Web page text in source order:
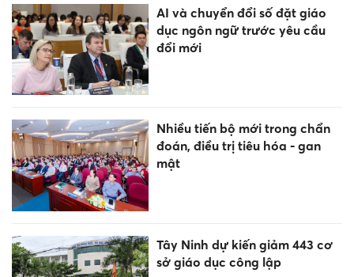
AI và chuyển đổi số đặt giáo
dục ngôn ngữ trước yêu cầu
đổi mới
Nhiều tiến bộ mới trong chẩn
đoán, điều trị tiêu hóa - gan
mật
Tây Ninh dự kiến giảm 443 cơ
sở giáo dục công lập